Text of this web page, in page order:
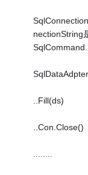
nectionString
..Fill(ds)
..Con.Close()
........